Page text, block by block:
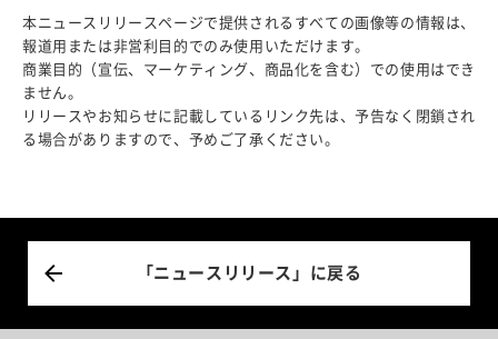
本ニュースリリースページで提供されるすべての画像等の情報は、
報道用または非営利目的でのみ使用いただけます。
商業目的（宣伝、マーケティング、商品化を含む）での使用はでき
ません。
リリースやお知らせに記載しているリンク先は、予告なく閉鎖され
る場合がありますので、予めご了承ください。
「ニュースリリース」に戻る